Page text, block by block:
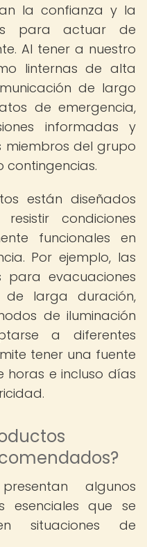
la confianza y la
para actuar de
Al tener a nuestro
linternas de alta
de largo
de emergencia,
informadas y
miembros del grupo
contingencias.
están diseñados
condiciones
funcionales en
Por ejemplo, las
para evacuaciones
larga duración,
de iluminación
a diferentes
tener una fuente
horas e incluso días
algunos
esenciales que se
situaciones de